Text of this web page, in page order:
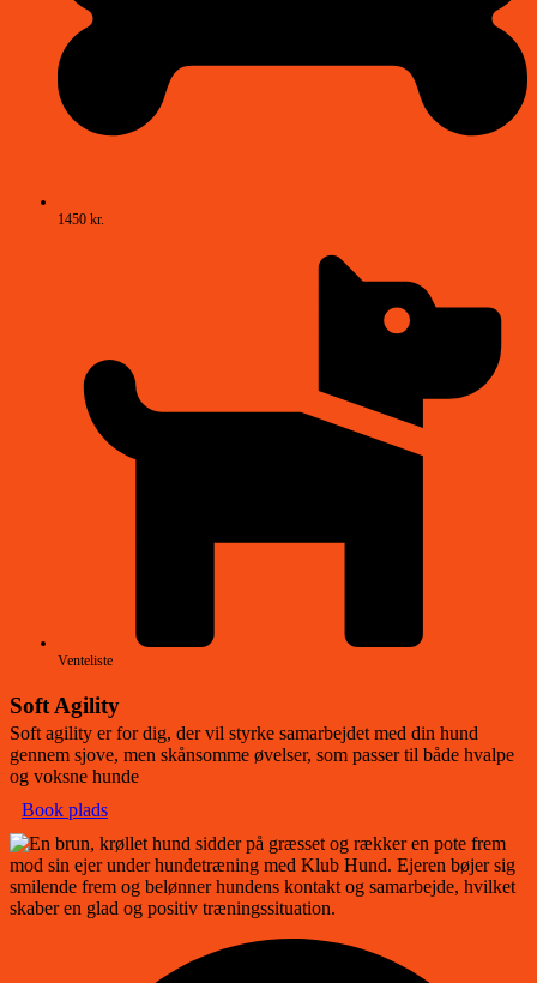
1450 kr.
Venteliste
Soft Agility
Soft agility er for dig, der vil styrke samarbejdet med din hund
gennem sjove, men skånsomme øvelser, som passer til både hvalpe
og voksne hunde
Book plads